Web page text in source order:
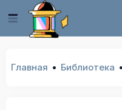
Главная Библиотека